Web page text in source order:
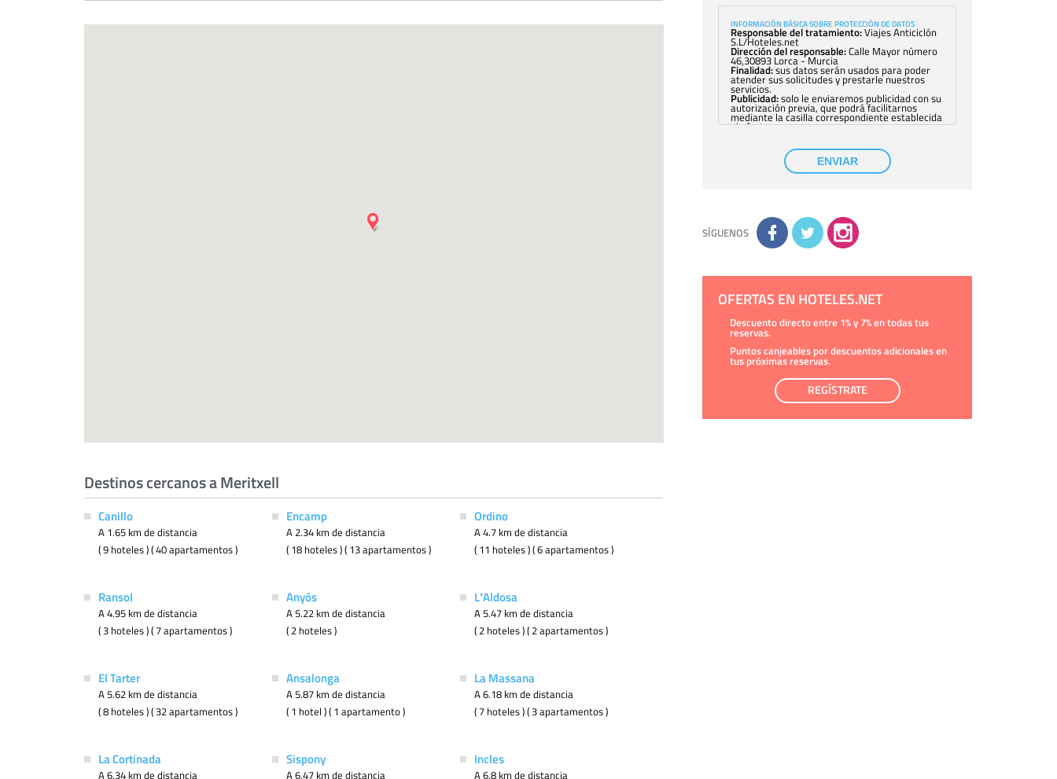
Destinos cercanos a Meritxell
Canillo
A 1.65 km de distancia
( 9 hoteles ) ( 40 apartamentos )
Encamp
A 2.34 km de distancia
( 18 hoteles ) ( 13 apartamentos )
Ordino
A 4.7 km de distancia
( 11 hoteles ) ( 6 apartamentos )
Ransol
A 4.95 km de distancia
( 3 hoteles ) ( 7 apartamentos )
Anyós
A 5.22 km de distancia
( 2 hoteles )
LʼAldosa
A 5.47 km de distancia
( 2 hoteles ) ( 2 apartamentos )
El Tarter
A 5.62 km de distancia
( 8 hoteles ) ( 32 apartamentos )
Ansalonga
A 5.87 km de distancia
( 1 hotel ) ( 1 apartamento )
La Massana
A 6.18 km de distancia
( 7 hoteles ) ( 3 apartamentos )
La Cortinada
A 6.34 km de distancia
Sispony
A 6.47 km de distancia
Incles
A 6.8 km de distancia
INFORMACIÓN BÁSICA SOBRE PROTECCIÓN DE DATOS
Responsable del tratamiento:Viajes Anticiclón
S.L/Hoteles.net
Dirección del responsable:Calle Mayor número
46,30893 Lorca - Murcia
Finalidad:sus datos serán usados para poder
atender sus solicitudes y prestarle nuestros
servicios.
Publicidad:solo le enviaremos publicidad con su
autorización previa, que podrá facilitarnos
mediante la casilla correspondiente establecida
al efecto.
con su consentimiento previo, que podrá
facilitarnos mediante la casilla correspondiente
establecida al efecto.
Destinatarios:con carácter general, sólo el
Derechos:tiene derecho a saber qué
información tenemos sobre usted, corregirla y
eliminarla, tal y como se explica en la
información adicional disponible en nuestra
la información adicional y detallada sobre cómo
ENVIAR
SÍGUENOS
OFERTAS EN HOTELES.NET
Descuento directo entre 1% y 7% en todas tus
reservas.
Puntos canjeables por descuentos adicionales en
tus próximas reservas.
REGÍSTRATE